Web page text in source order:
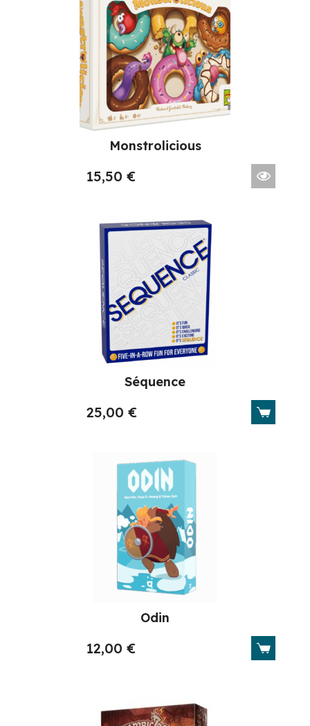
Monstrolicious
15,50€
Séquence
25,00€
Odin
12,00€